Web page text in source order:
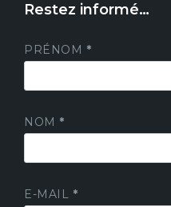
Restez informé…
PRÉNOM *
NOM *
E-MAIL *